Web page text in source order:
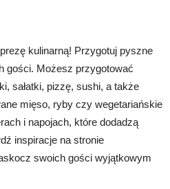
kulinarną! Przygotuj pyszne
gości. Możesz przygotować
sałatki, pizzę, sushi, a także
mięso, ryby czy wegetariańskie
i napojach, które dodadzą
inspiracje na stronie
swoich gości wyjątkowym